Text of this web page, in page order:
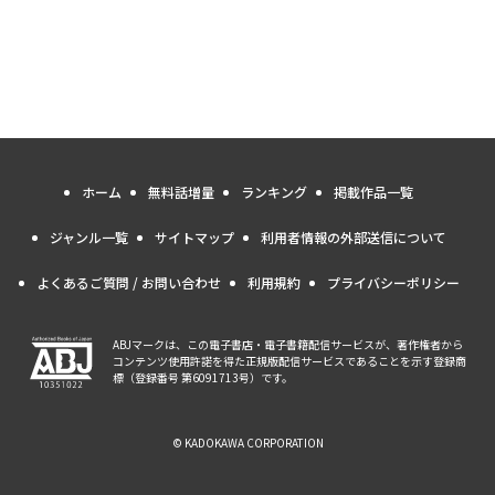
ホーム 無料話増量 ランキング 掲載作品一覧
ジャンル一覧 サイトマップ 利用者情報の外部送信について
よくあるご質問 / お問い合わせ 利用規約 プライバシーポリシー
ABJマークは、この電子書店・電子書籍配信サービスが、著作権者から
コンテンツ使用許諾を得た正規版配信サービスであることを示す登録商
標（登録番号 第6091713号）です。
© KADOKAWA CORPORATION